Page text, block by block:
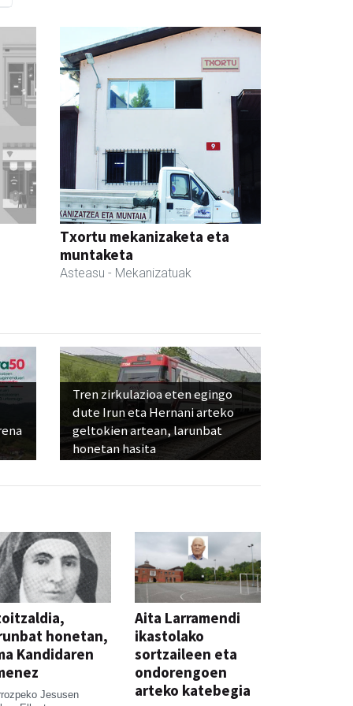
Txortu mekanizaketa eta
muntaketa
Asteasu - Mekanizatuak
Tren zirkulazioa eten egingo
dute Irun eta Hernani arteko
geltokien artean, larunbat
honetan hasita
honetan,
Kandidaren
Jesusen
Aita Larramendi
ikastolako
sortzaileen eta
ondorengoen
arteko katebegia